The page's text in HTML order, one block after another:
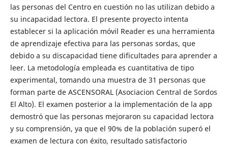
las personas del Centro en cuestión no las utilizan debido a
su incapacidad lectora. El presente proyecto intenta
establecer si la aplicación móvil Reader es una herramienta
de aprendizaje efectiva para las personas sordas, que
debido a su discapacidad tiene dificultades para aprender a
leer. La metodología empleada es cuantitativa de tipo
experimental, tomando una muestra de 31 personas que
forman parte de ASCENSORAL (Asociacion Central de Sordos
El Alto). El examen posterior a la implementación de la app
demostró que las personas mejoraron su capacidad lectora
y su comprensión, ya que el 90% de la población superó el
examen de lectura con éxito, resultado satisfactorio